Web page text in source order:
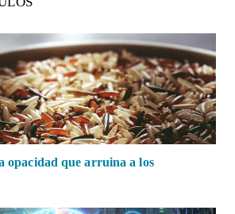
opacidad que arruina a los